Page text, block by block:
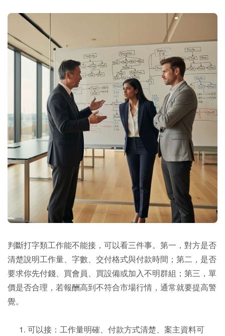
判斷打字類工作能不能接，可以看三件事。第一，對方是否
清楚說明工作量、字數、交付格式與付款時間；第二，是否
要求你先付錢、買會員、買設備或加入不明群組；第三，單
價是否合理，若報酬高到不符合市場行情，通常就要提高警
覺。
可以接：工作量明確、付款方式清楚、案主資料可